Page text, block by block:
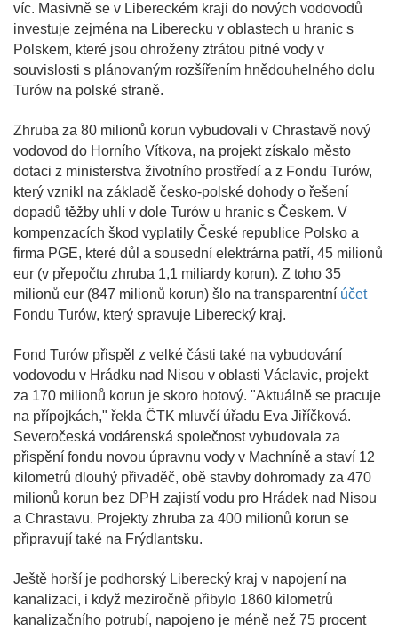
víc. Masivně se v Libereckém kraji do nových vodovodů
investuje zejména na Liberecku v oblastech u hranic s
Polskem, které jsou ohroženy ztrátou pitné vody v
souvislosti s plánovaným rozšířením hnědouhelného dolu
Turów na polské straně.
Zhruba za 80 milionů korun vybudovali v Chrastavě nový
vodovod do Horního Vítkova, na projekt získalo město
dotaci z ministerstva životního prostředí a z Fondu Turów,
který vznikl na základě česko-polské dohody o řešení
dopadů těžby uhlí v dole Turów u hranic s Českem. V
kompenzacích škod vyplatily České republice Polsko a
firma PGE, které důl a sousední elektrárna patří, 45 milionů
eur (v přepočtu zhruba 1,1 miliardy korun). Z toho 35
milionů eur (847 milionů korun) šlo na transparentní účet
Fondu Turów, který spravuje Liberecký kraj.
Fond Turów přispěl z velké části také na vybudování
vodovodu v Hrádku nad Nisou v oblasti Václavic, projekt
za 170 milionů korun je skoro hotový. "Aktuálně se pracuje
na přípojkách," řekla ČTK mluvčí úřadu Eva Jiříčková.
Severočeská vodárenská společnost vybudovala za
přispění fondu novou úpravnu vody v Machníně a staví 12
kilometrů dlouhý přivaděč, obě stavby dohromady za 470
milionů korun bez DPH zajistí vodu pro Hrádek nad Nisou
a Chrastavu. Projekty zhruba za 400 milionů korun se
připravují také na Frýdlantsku.
Ještě horší je podhorský Liberecký kraj v napojení na
kanalizaci, i když meziročně přibylo 1860 kilometrů
kanalizačního potrubí, napojeno je méně než 75 procent